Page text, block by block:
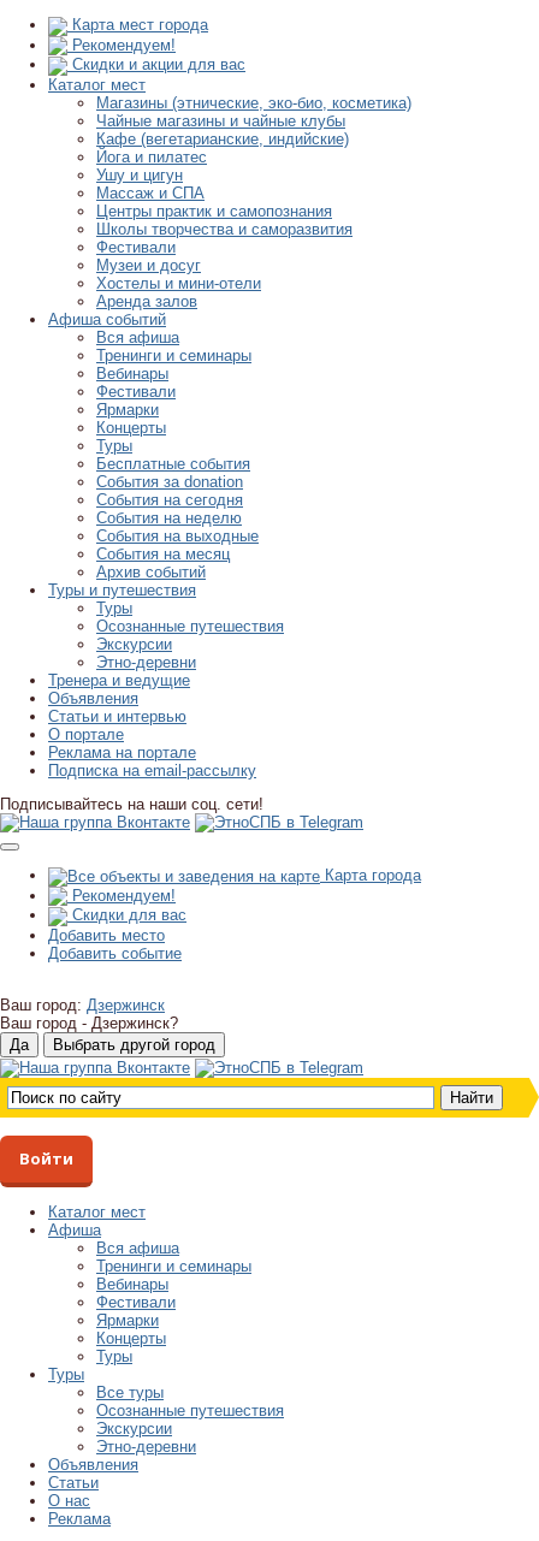
Карта мест города
Рекомендуем!
Скидки и акции для вас
Каталог мест
Магазины (этнические, эко-био, косметика)
Чайные магазины и чайные клубы
Кафе (вегетарианские, индийские)
Йога и пилатес
Ушу и цигун
Массаж и СПА
Центры практик и самопознания
Школы творчества и саморазвития
Фестивали
Музеи и досуг
Хостелы и мини-отели
Аренда залов
Афиша событий
Вся афиша
Тренинги и семинары
Вебинары
Фестивали
Ярмарки
Концерты
Туры
Бесплатные события
События за donation
События на сегодня
События на неделю
События на выходные
События на месяц
Архив событий
Туры и путешествия
Туры
Осознанные путешествия
Экскурсии
Этно-деревни
Тренера и ведущие
Объявления
Статьи и интервью
О портале
Реклама на портале
Подписка на email-рассылку
Подписывайтесь на наши соц. сети!
Карта города
Рекомендуем!
Скидки для вас
Добавить место
Добавить событие
Ваш город: Дзержинск
Ваш город - Дзержинск?
Войти
Каталог мест
Афиша
Вся афиша
Тренинги и семинары
Вебинары
Фестивали
Ярмарки
Концерты
Туры
Туры
Все туры
Осознанные путешествия
Экскурсии
Этно-деревни
Объявления
Статьи
О нас
Реклама